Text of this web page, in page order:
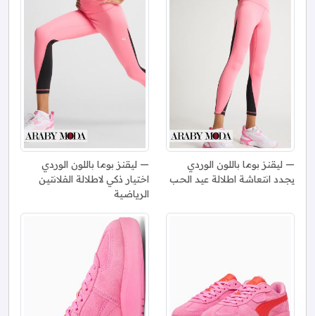
ليقنز بوما باللون الوردي
يجدد انتعاشة اطلالة عيد الحب
ليقنز بوما باللون الوردي
اختيار ذكي لاطلالة الفلانتين
الرياضية